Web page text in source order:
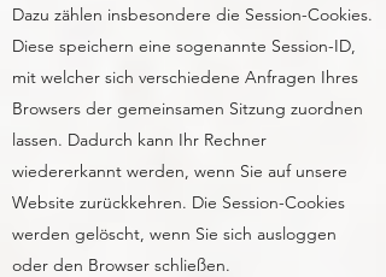
Dazu zählen insbesondere die Session-Cookies.
Diese speichern eine sogenannte Session-ID,
mit welcher sich verschiedene Anfragen Ihres
Browsers der gemeinsamen Sitzung zuordnen
lassen. Dadurch kann Ihr Rechner
wiedererkannt werden, wenn Sie auf unsere
Website zurückkehren. Die Session-Cookies
werden gelöscht, wenn Sie sich ausloggen
oder den Browser schließen.